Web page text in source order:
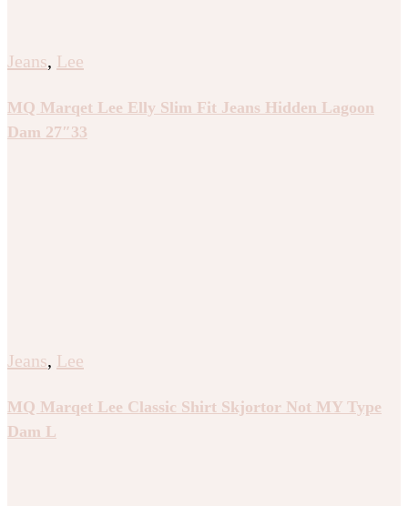
Jeans, Lee
MQ Marqet Lee Elly Slim Fit Jeans Hidden Lagoon
Dam 27″33
Jeans, Lee
MQ Marqet Lee Classic Shirt Skjortor Not MY Type
Dam L